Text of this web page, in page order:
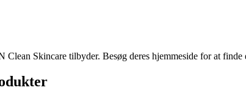
Skincare tilbyder. Besøg deres hjemmeside for at